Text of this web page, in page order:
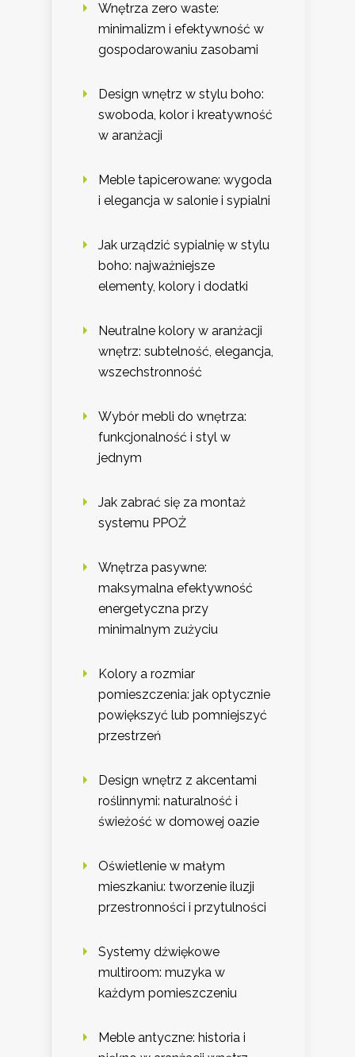
Wnętrza zero waste:
minimalizm i efektywność w
gospodarowaniu zasobami
Design wnętrz w stylu boho:
swoboda, kolor i kreatywność
w aranżacji
Meble tapicerowane: wygoda
i elegancja w salonie i sypialni
Jak urządzić sypialnię w stylu
boho: najważniejsze
elementy, kolory i dodatki
Neutralne kolory w aranżacji
wnętrz: subtelność, elegancja,
wszechstronność
Wybór mebli do wnętrza:
funkcjonalność i styl w
jednym
Jak zabrać się za montaż
systemu PPOŻ
Wnętrza pasywne:
maksymalna efektywność
energetyczna przy
minimalnym zużyciu
Kolory a rozmiar
pomieszczenia: jak optycznie
powiększyć lub pomniejszyć
przestrzeń
Design wnętrz z akcentami
roślinnymi: naturalność i
świeżość w domowej oazie
Oświetlenie w małym
mieszkaniu: tworzenie iluzji
przestronności i przytulności
Systemy dźwiękowe
multiroom: muzyka w
każdym pomieszczeniu
Meble antyczne: historia i